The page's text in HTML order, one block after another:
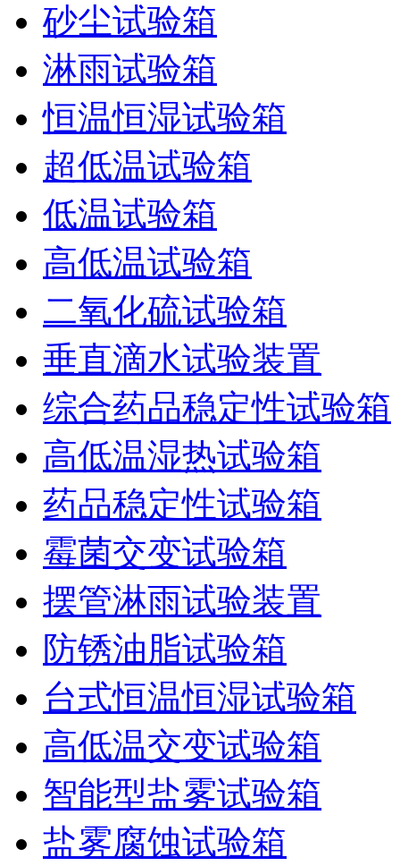
砂尘试验箱
淋雨试验箱
恒温恒湿试验箱
超低温试验箱
低温试验箱
高低温试验箱
二氧化硫试验箱
垂直滴水试验装置
综合药品稳定性试验箱
高低温湿热试验箱
药品稳定性试验箱
霉菌交变试验箱
摆管淋雨试验装置
防锈油脂试验箱
台式恒温恒湿试验箱
高低温交变试验箱
智能型盐雾试验箱
盐雾腐蚀试验箱